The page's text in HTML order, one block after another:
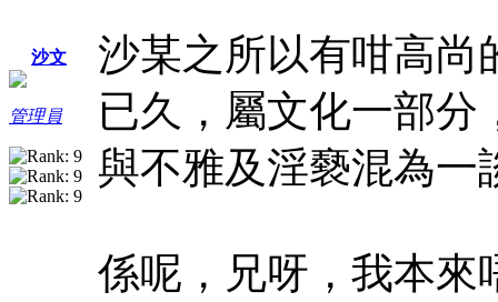
沙文
管理員
沙某之所以有咁高尚
已久，屬文化一部分
與不雅及淫褻混為一
係呢，兄呀，我本來